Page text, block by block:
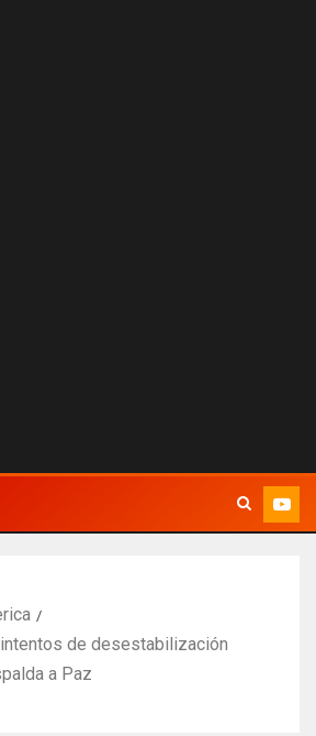
intentos de desestabilización
a Paz